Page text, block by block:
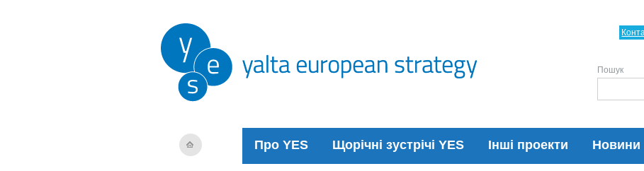
Про YES Щорічні зустрічі YES Інші проекти Новини
Пошук